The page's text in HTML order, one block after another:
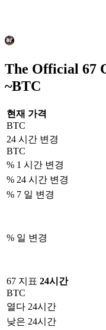
The Official 67
~BTC
현재 가격
BTC
24 시간 변경
BTC
% 1 시간 변경
% 24 시간 변경
% 7 일 변경
% 일 변경
67 지표 24시간
BTC
열다 24시간
낮은 24시간